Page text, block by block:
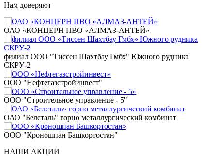
Нам доверяют
ОАО «КОНЦЕРН ПВО «АЛМАЗ-АНТЕЙ»
филиал ООО "Тиссен Шахтбау Гмбх" Южного рудника
СКРУ-2
ООО "Нефтегазстройинвест"
ООО "Строительное управление - 5"
ОАО "Белсталь" горно металлургический комбинат
ООО "Кроношпан Башкортостан"
НАШИ АКЦИИ